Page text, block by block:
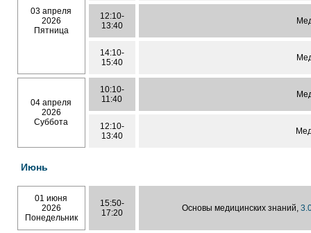
03 апреля
2026
Пятница
12:10-
13:40
14:10-
15:40
04 апреля
2026
Суббота
10:10-
11:40
12:10-
13:40
Июнь
01 июня
2026
Понедельник
15:50-
17:20
Основы медицинских знаний,